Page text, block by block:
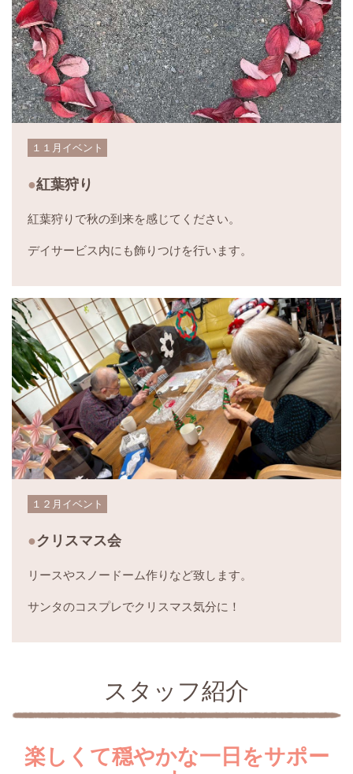
１１月イベント
紅葉狩り
紅葉狩りで秋の到来を感じてください。
デイサービス内にも飾りつけを行います。
１２月イベント
クリスマス会
リースやスノードーム作りなど致します。
サンタのコスプレでクリスマス気分に！
スタッフ紹介
楽しくて穏やかな一日をサポー